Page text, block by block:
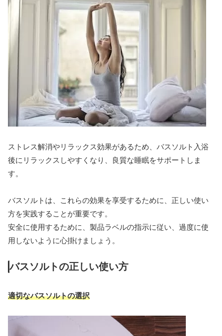
ストレス解消やリラックス効果があるため、バスソルト入浴
後にリラックスしやすくなり、良質な睡眠をサポートしま
す。
バスソルトは、これらの効果を享受するために、正しい使い
方を実践することが重要です。
安全に使用するために、製品ラベルの指示に従い、過度に使
用しないように心掛けましょう。
バスソルトの正しい使い方
適切なバスソルトの選択